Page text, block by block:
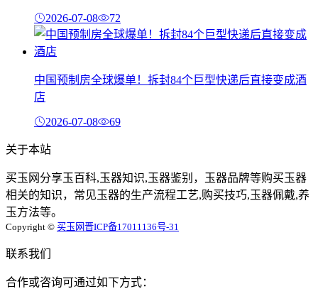
2026-07-08 72
中国预制房全球爆单！拆封84个巨型快递后直接变成酒
店
2026-07-08 69
关于本站
买玉网分享玉百科,玉器知识,玉器鉴别，玉器品牌等购买玉器
相关的知识，常见玉器的生产流程工艺,购买技巧,玉器佩戴,养
玉方法等。
Copyright © 买玉网晋ICP备17011136号-31
联系我们
合作或咨询可通过如下方式：